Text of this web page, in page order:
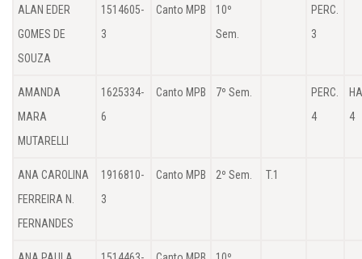
ALAN EDER
GOMES DE
SOUZA
1514605-
3
Canto MPB
10º
Sem.
PERC.
3
AMANDA
MARA
MUTARELLI
1625334-
6
Canto MPB 7º Sem.
PERC.
4
4
ANA CAROLINA
FERREIRA N.
FERNANDES
1916810-
3
Canto MPB 2º Sem. T.1